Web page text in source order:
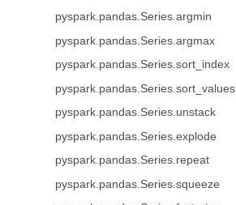
pyspark.pandas.Series.argmin
pyspark.pandas.Series.argmax
pyspark.pandas.Series.sort_index
pyspark.pandas.Series.sort_values
pyspark.pandas.Series.unstack
pyspark.pandas.Series.explode
pyspark.pandas.Series.repeat
pyspark.pandas.Series.squeeze